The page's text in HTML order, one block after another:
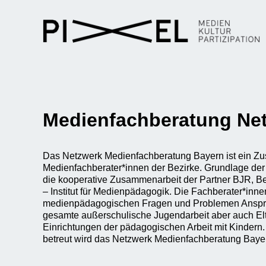
Medienfachberatung
Das Netzwerk Medienfachberatung Bayern ist ein
Medienfachberater*innen der Bezirke. Grundlage
die kooperative Zusammenarbeit der Partner BJR,
– Institut für Medienpädagogik. Die
medienpädagogischen Fragen und Problemen
gesamte außerschulische Jugendarbeit aber auch
Einrichtungen der pädagogischen Arbeit mit
betreut wird das Netzwerk Medienfachberatung